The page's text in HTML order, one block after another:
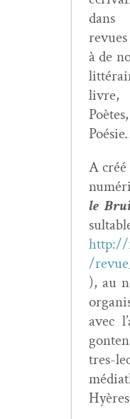
dans
à de
livre,
A
le
http://
/
), au
avec